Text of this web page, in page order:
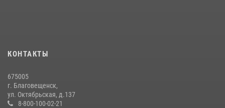
13 июля 2026, 03:27
охраны
23 июля 2026, 07:49
КОНТАКТЫ
675005
г. Благовещенск,
ул. Октябрьская, д.137
8-800-100-02-21